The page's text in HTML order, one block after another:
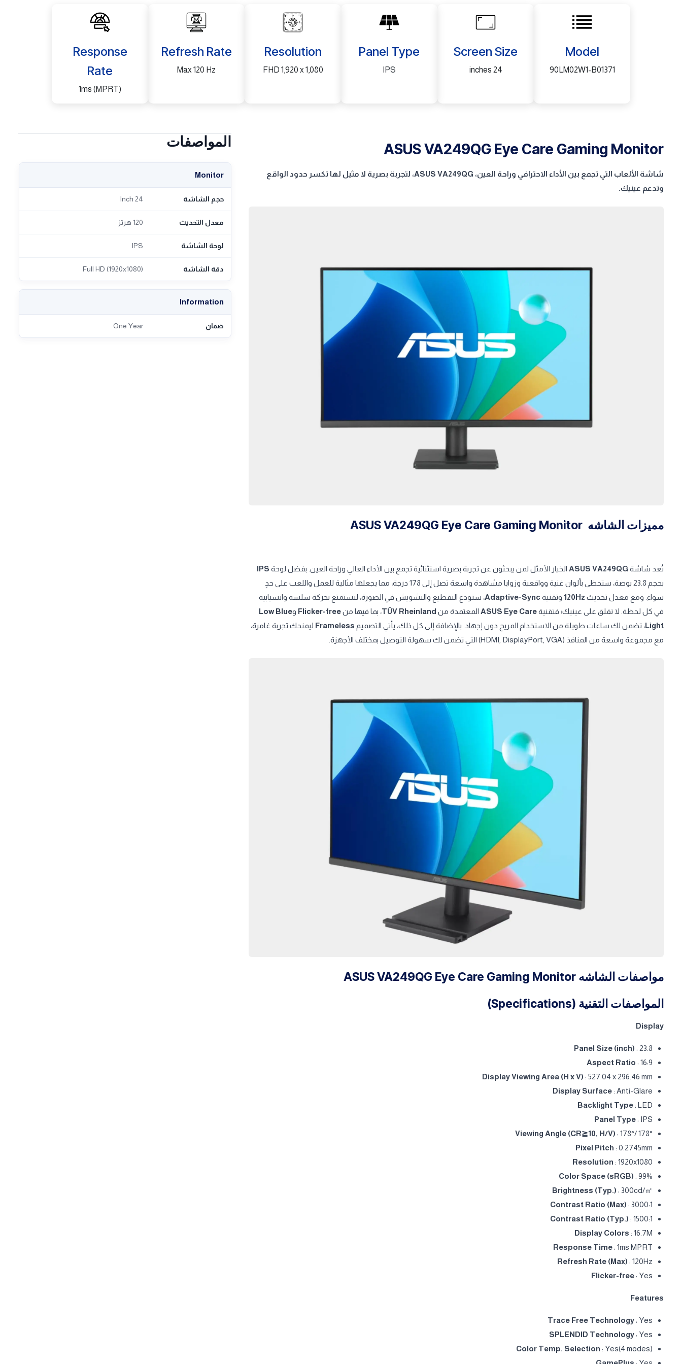
Model
90LM02W1-B01371
Screen Size
24 inches
Panel Type
IPS
Resolution
FHD 1,920 x 1,080
Refresh Rate
Max 120 Hz
Response
Rate
1ms (MPRT)
ASUS VA249QG Eye Care Gaming Monitor
شاشة الألعاب التي تجمع بين الأداء الاحترافي وراحة العين، ASUS VA249QG، لتجربة بصرية لا مثيل لها تكسر حدود الواقع
وتدعم عينيك.
مميزات الشاشه ASUS VA249QG Eye Care Gaming Monitor
تُعد شاشة ASUS VA249QG الخيار الأمثل لمن يبحثون عن تجربة بصرية استثنائية تجمع بين الأداء العالي وراحة العين. بفضل لوحة IPS
بحجم 23.8 بوصة، ستحظى بألوان غنية وواقعية وزوايا مشاهدة واسعة تصل إلى 178 درجة، مما يجعلها مثالية للعمل واللعب على حدٍ
سواء. ومع معدل تحديث 120Hz وتقنية Adaptive-Sync، ستودع التقطيع والتشويش في الصورة، لتستمتع بحركة سلسة وانسيابية
في كل لحظة. لا تقلق على عينيك؛ فتقنيةASUS Eye Care المعتمدة من TÜV Rheinland، بما فيها منFlicker-free وLow Blue
Light، تضمن لك ساعات طويلة من الاستخدام المريح دون إجهاد. بالإضافة إلى كل ذلك، يأتي التصميم Frameless ليمنحك تجربة غامرة،
مع مجموعة واسعة من المنافذ (HDMI, DisplayPort, VGA) التي تضمن لك سهولة التوصيل بمختلف الأجهزة.
مواصفات الشاشه ASUS VA249QG Eye Care Gaming Monitor
المواصفات التقنية (Specifications)
Display
Panel Size (inch) : 23.8
Aspect Ratio : 16:9
Display Viewing Area (H x V) : 527.04 x 296.46 mm
Display Surface : Anti-Glare
Backlight Type : LED
Panel Type : IPS
Viewing Angle (CR≧10, H/V) : 178°/ 178°
Pixel Pitch : 0.2745mm
Resolution : 1920x1080
Color Space (sRGB) : 99%
Brightness (Typ.) : 300cd/㎡
Contrast Ratio (Max) : 3000:1
Contrast Ratio (Typ.) : 1500:1
Display Colors : 16.7M
Response Time : 1ms MPRT
Refresh Rate (Max) : 120Hz
Flicker-free : Yes
Features
Trace Free Technology : Yes
SPLENDID Technology : Yes
Color Temp. Selection : Yes(4 modes)
المواصفات
Monitor
حجم الشاشة 24 Inch
معدل التحديث 120 هرتز
لوحة الشاشة IPS
دقة الشاشة Full HD (1920x1080)
Information
ضمان One Year